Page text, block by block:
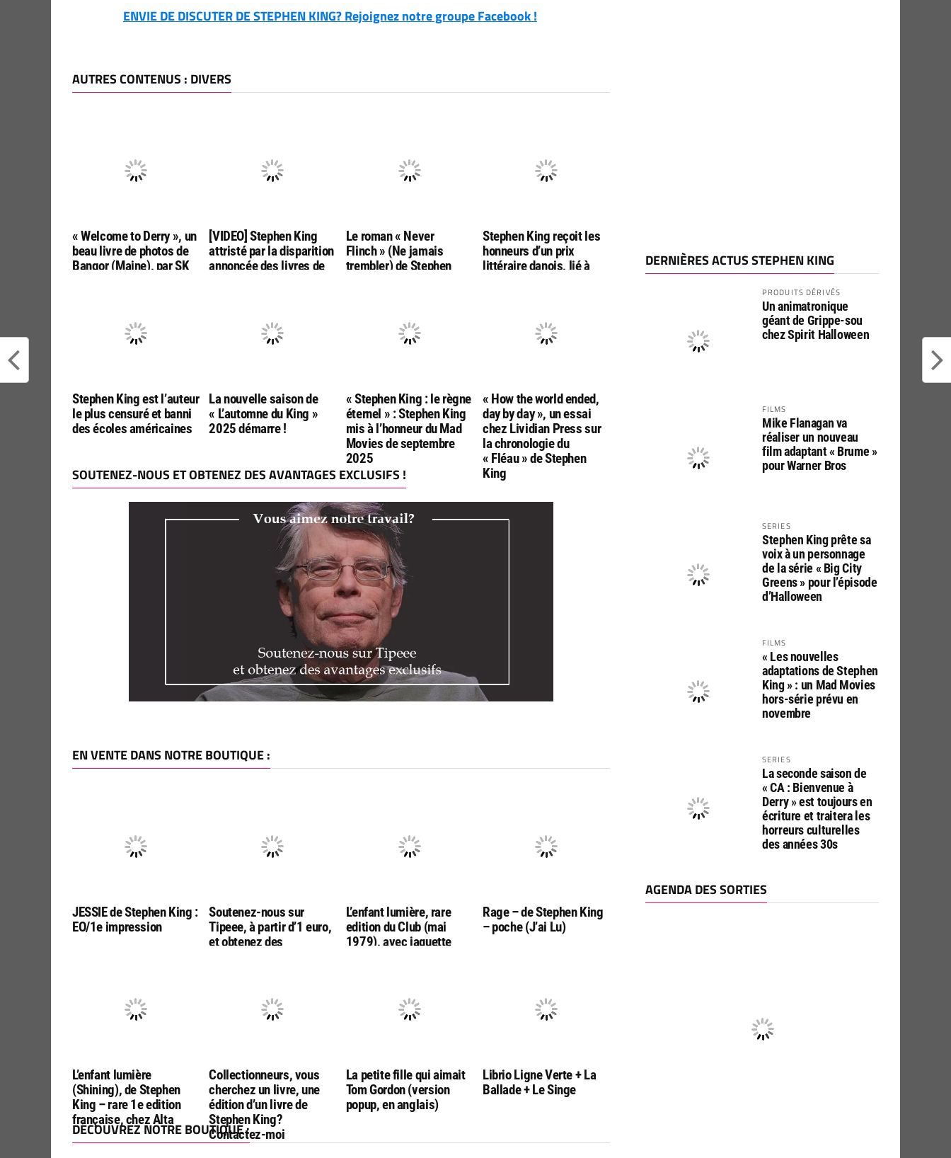
ENVIE DE DISCUTER DE STEPHEN KING? Rejoignez notre groupe Facebook !
AUTRES CONTENUS : DIVERS
« Welcome to Derry », un
beau livre de photos de
Bangor (Maine), par SK
[VIDEO] Stephen King
attristé par la disparition
annoncée des livres de
Le roman « Never
Flinch » (Ne jamais
trembler) de Stephen
Stephen King reçoit les
honneurs d’un prix
littéraire danois, lié à
Stephen King est l’auteur
le plus censuré et banni
des écoles américaines
La nouvelle saison de
« L’automne du King »
2025 démarre !
« Stephen King : le règne
éternel » : Stephen King
mis à l’honneur du Mad
Movies de septembre
2025
« How the world ended,
day by day », un essai
chez Lividian Press sur
la chronologie du
« Fléau » de Stephen
King
SOUTENEZ-NOUS ET OBTENEZ DES AVANTAGES EXCLUSIFS !
EN VENTE DANS NOTRE BOUTIQUE :
JESSIE de Stephen King :
EO/1e impression
Soutenez-nous sur
Tipeee, à partir d’1 euro,
et obtenez des
L’enfant lumière, rare
edition du Club (mai
1979), avec jaquette
Rage – de Stephen King
– poche (J’ai Lu)
L’enfant lumière
(Shining), de Stephen
King – rare 1e edition
française, chez Alta
Collectionneurs, vous
cherchez un livre, une
édition d’un livre de
Stephen King?
Contactez-moi
La petite fille qui aimait
Tom Gordon (version
popup, en anglais)
Librio Ligne Verte + La
Ballade + Le Singe
DÉCOUVREZ NOTRE BOUTIQUE :
DERNIÈRES ACTUS STEPHEN KING
PRODUITS DÉRIVÉS
Un animatronique
géant de Grippe-sou
chez Spirit Halloween
FILMS
Mike Flanagan va
réaliser un nouveau
film adaptant « Brume »
pour Warner Bros
SERIES
Stephen King prête sa
voix à un personnage
de la série « Big City
Greens » pour l’épisode
d’Halloween
FILMS
« Les nouvelles
adaptations de Stephen
King » : un Mad Movies
hors-série prévu en
novembre
SERIES
La seconde saison de
« CA : Bienvenue à
Derry » est toujours en
écriture et traitera les
horreurs culturelles
des années 30s
AGENDA DES SORTIES